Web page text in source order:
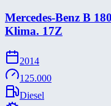
Mercedes-​Benz B
Klima. 17Z
2014
125.000
Diesel